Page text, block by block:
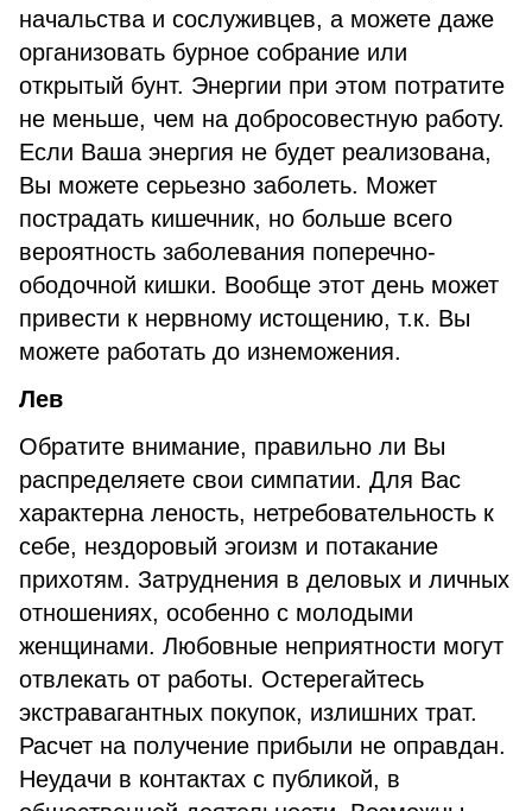
начальства и сослуживцев, а можете даже
организовать бурное собрание или
открытый бунт. Энергии при этом потратите
не меньше, чем на добросовестную работу.
Если Ваша энергия не будет реализована,
Вы можете серьезно заболеть. Может
пострадать кишечник, но больше всего
вероятность заболевания поперечно-
ободочной кишки. Вообще этот день может
привести к нервному истощению, т.к. Вы
можете работать до изнеможения.
Лев
Обратите внимание, правильно ли Вы
распределяете свои симпатии. Для Вас
характерна леность, нетребовательность к
себе, нездоровый эгоизм и потакание
прихотям. Затруднения в деловых и личных
отношениях, особенно с молодыми
женщинами. Любовные неприятности могут
отвлекать от работы. Остерегайтесь
экстравагантных покупок, излишних трат.
Расчет на получение прибыли не оправдан.
Неудачи в контактах с публикой, в